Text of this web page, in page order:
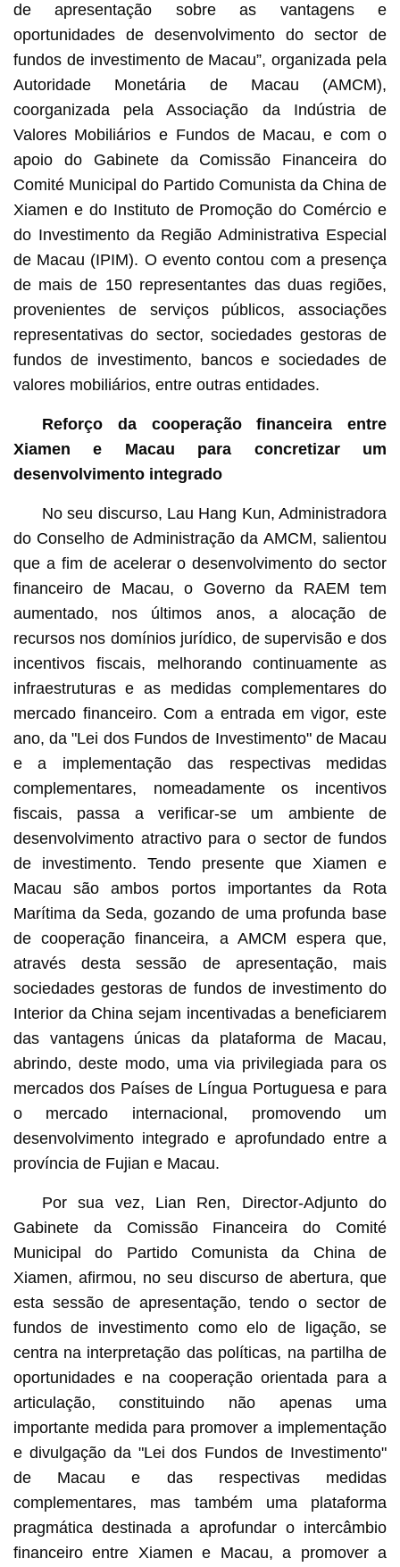
de apresentação sobre as vantagens e
oportunidades de desenvolvimento do sector de
fundos de investimento de Macau”, organizada pela
Autoridade Monetária de Macau (AMCM),
coorganizada pela Associação da Indústria de
Valores Mobiliários e Fundos de Macau, e com o
apoio do Gabinete da Comissão Financeira do
Comité Municipal do Partido Comunista da China de
Xiamen e do Instituto de Promoção do Comércio e
do Investimento da Região Administrativa Especial
de Macau (IPIM). O evento contou com a presença
de mais de 150 representantes das duas regiões,
provenientes de serviços públicos, associações
representativas do sector, sociedades gestoras de
fundos de investimento, bancos e sociedades de
valores mobiliários, entre outras entidades.
Reforço da cooperação financeira entre
Xiamen e Macau para concretizar um
desenvolvimento integrado
No seu discurso, Lau Hang Kun, Administradora
do Conselho de Administração da AMCM, salientou
que a fim de acelerar o desenvolvimento do sector
financeiro de Macau, o Governo da RAEM tem
aumentado, nos últimos anos, a alocação de
recursos nos domínios jurídico, de supervisão e dos
incentivos fiscais, melhorando continuamente as
infraestruturas e as medidas complementares do
mercado financeiro. Com a entrada em vigor, este
ano, da "Lei dos Fundos de Investimento" de Macau
e a implementação das respectivas medidas
complementares, nomeadamente os incentivos
fiscais, passa a verificar-se um ambiente de
desenvolvimento atractivo para o sector de fundos
de investimento. Tendo presente que Xiamen e
Macau são ambos portos importantes da Rota
Marítima da Seda, gozando de uma profunda base
de cooperação financeira, a AMCM espera que,
através desta sessão de apresentação, mais
sociedades gestoras de fundos de investimento do
Interior da China sejam incentivadas a beneficiarem
das vantagens únicas da plataforma de Macau,
abrindo, deste modo, uma via privilegiada para os
mercados dos Países de Língua Portuguesa e para
o mercado internacional, promovendo um
desenvolvimento integrado e aprofundado entre a
província de Fujian e Macau.
Por sua vez, Lian Ren, Director-Adjunto do
Gabinete da Comissão Financeira do Comité
Municipal do Partido Comunista da China de
Xiamen, afirmou, no seu discurso de abertura, que
esta sessão de apresentação, tendo o sector de
fundos de investimento como elo de ligação, se
centra na interpretação das políticas, na partilha de
oportunidades e na cooperação orientada para a
articulação, constituindo não apenas uma
importante medida para promover a implementação
e divulgação da "Lei dos Fundos de Investimento"
de Macau e das respectivas medidas
complementares, mas também uma plataforma
pragmática destinada a aprofundar o intercâmbio
financeiro entre Xiamen e Macau, a promover a